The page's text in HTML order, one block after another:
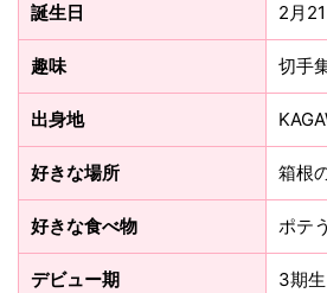
誕生日 2月
趣味 切手
出身地
好きな場所 箱根
好きな食べ物 ポテ
デビュー期 3期生